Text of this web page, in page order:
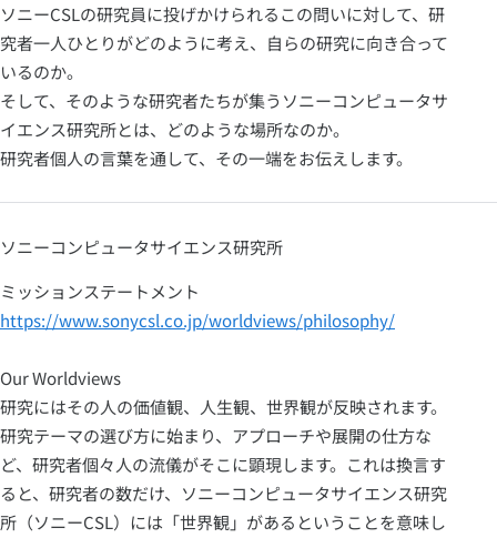
ソニーCSLの研究員に投げかけられるこの問いに対して、研
究者一人ひとりがどのように考え、自らの研究に向き合って
いるのか。
そして、そのような研究者たちが集うソニーコンピュータサ
イエンス研究所とは、どのような場所なのか。
研究者個人の言葉を通して、その一端をお伝えします。
ソニーコンピュータサイエンス研究所
ミッションステートメント
https://www.sonycsl.co.jp/worldviews/philosophy/
Our Worldviews
研究にはその人の価値観、人生観、世界観が反映されます。
研究テーマの選び方に始まり、アプローチや展開の仕方な
ど、研究者個々人の流儀がそこに顕現します。これは換言す
ると、研究者の数だけ、ソニーコンピュータサイエンス研究
所（ソニーCSL）には「世界観」があるということを意味し